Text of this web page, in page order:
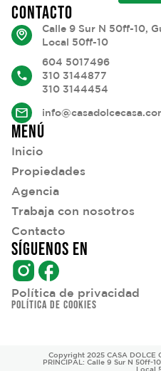
CONTACTO
Calle 9 Sur N 50ff-10,
Local 50ff-10
604 5017496
310 3144877
310 3144454
MENÚ
Inicio
Propiedades
Agencia
Trabaja con nosotros
Contacto
SÍGUENOS EN
Política de privacidad
POLÍTICA DE COOKIES
Copyright 2025 CASA DOLCE
PRINCIPAL: Calle 9 Sur N 50ff-
Local